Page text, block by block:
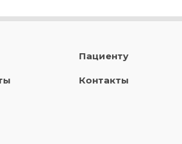
Пациенту
Контакты